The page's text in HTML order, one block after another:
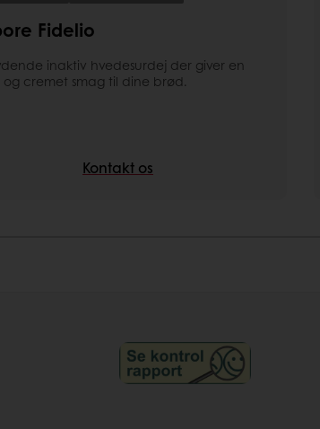
Fidelio
inaktiv hvedesurdej der giver en
og cremet smag til dine brød.
Kontakt os